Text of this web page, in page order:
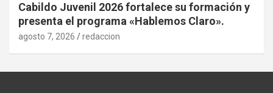
Cabildo Juvenil 2026 fortalece su formación y
presenta el programa «Hablemos Claro».
agosto 7, 2026 redaccion